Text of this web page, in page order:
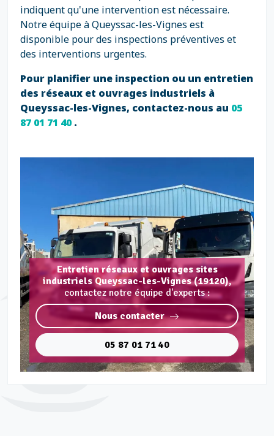
indiquent qu'une intervention est nécessaire.
Notre équipe à Queyssac-les-Vignes est
disponible pour des inspections préventives et
des interventions urgentes.
Pour planifier une inspection ou un entretien
des réseaux et ouvrages industriels à
Queyssac-les-Vignes, contactez-nous au 05
87 01 71 40.
Entretien réseaux et ouvrages sites
industriels Queyssac-les-Vignes (19120),
contactez notre équipe d'experts :
Nous contacter
05 87 01 71 40